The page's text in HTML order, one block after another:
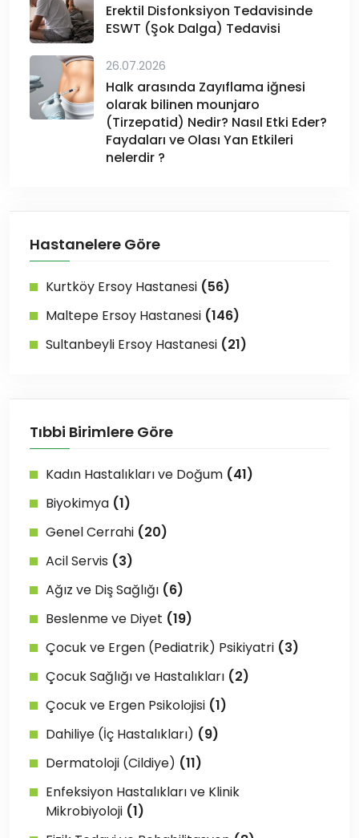
Erektil Disfonksiyon Tedavisinde
ESWT (Şok Dalga) Tedavisi
26.07.2026
Halk arasında Zayıflama iğnesi
olarak bilinen mounjaro
(Tirzepatid) Nedir? Nasıl Etki Eder?
Faydaları ve Olası Yan Etkileri
nelerdir ?
Hastanelere Göre
Kurtköy Ersoy Hastanesi (56)
Maltepe Ersoy Hastanesi (146)
Sultanbeyli Ersoy Hastanesi (21)
Tıbbi Birimlere Göre
Kadın Hastalıkları ve Doğum (41)
Biyokimya (1)
Genel Cerrahi (20)
Acil Servis (3)
Ağız ve Diş Sağlığı (6)
Beslenme ve Diyet (19)
Çocuk ve Ergen (Pediatrik) Psikiyatri (3)
Çocuk Sağlığı ve Hastalıkları (2)
Çocuk ve Ergen Psikolojisi (1)
Dahiliye (İç Hastalıkları) (9)
Dermatoloji (Cildiye) (11)
Enfeksiyon Hastalıkları ve Klinik
Mikrobiyoloji (1)